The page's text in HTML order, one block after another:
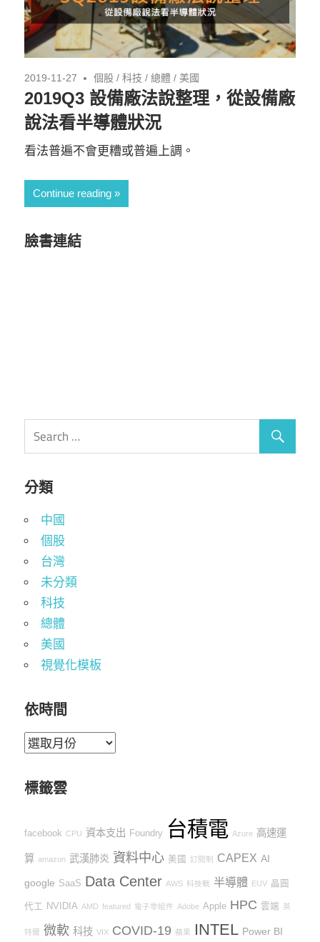
2019-11-27 個股 /科技 /總體 /美國
2019Q3 設備廠法說整理，從設備廠
說法看半導體狀況
看法普遍不會更糟或普遍上調。
Continue reading
臉書連結
分類
中國
個股
台灣
未分類
科技
總體
美國
視覺化模板
依時間
依
間
標籤雲
facebook CPU 資本支出 Foundry 台積電 Azure 高速運
算 amazon 武漢肺炎 資料中心 美國 訂閱制 CAPEX AI
google SaaS Data Center AWS 科技戰 半導體 EUV 晶圓
代工 NVIDIA AMD featured 電子零組件 Adobe Apple HPC 雲端 英
特爾 微軟 科技 VIX COVID-19 蘋果 INTEL Power BI